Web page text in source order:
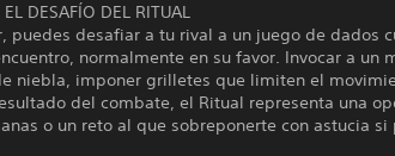
DESAFÍO DEL RITUAL
puedes desafiar a tu rival a un juego de dados
normalmente en su favor. Invocar a un
niebla, imponer grilletes que limiten el
del combate, el Ritual representa una
o un reto al que sobreponerte con astucia si